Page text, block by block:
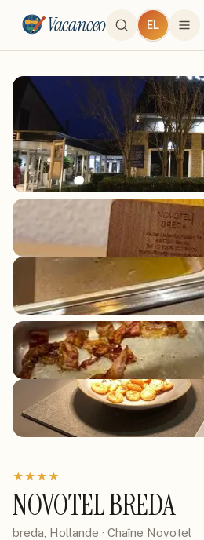
Vacanceo EL
★★★★
NOVOTEL BREDA
breda, Hollande · Chaîne Novotel